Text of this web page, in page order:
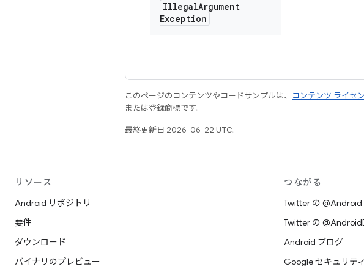
IllegalArgument
Exception
このページのコンテンツやコードサンプルは、 コンテンツ ライセ
または登録商標です。
最終更新日 2026-06-22 UTC。
リソース
Android リポジトリ
要件
ダウンロード
バイナリのプレビュー
つながる
Twitter の @Android
Twitter の
Android ブログ
Google セキュリテ